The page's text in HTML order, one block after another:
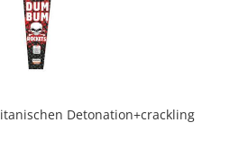
Detonation+crackling